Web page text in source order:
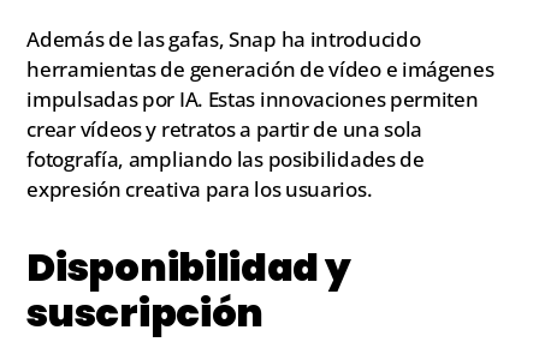
Además de las gafas, Snap ha introducido
herramientas de generación de vídeo e imágenes
impulsadas por IA. Estas innovaciones permiten
crear vídeos y retratos a partir de una sola
fotografía, ampliando las posibilidades de
expresión creativa para los usuarios.
Disponibilidad y
suscripción